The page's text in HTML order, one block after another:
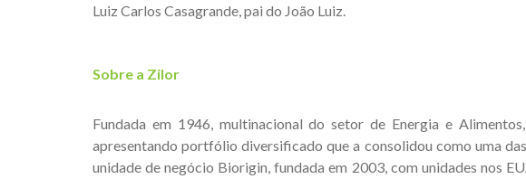
Luiz Carlos Casagrande, pai do João Luiz.
Sobre a Zilor
Fundada em 1946, multinacional do setor de Energia e
apresentando portfólio diversificado que a consolidou como uma
unidade de negócio Biorigin, fundada em 2003, com unidades nos